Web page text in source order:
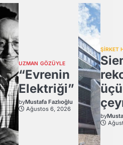
UZMAN GÖZÜYLE
“Evrenin
Elektriği”
byMustafa Fazlıoğlu
Ağustos 6, 2026
ŞİRKET
by